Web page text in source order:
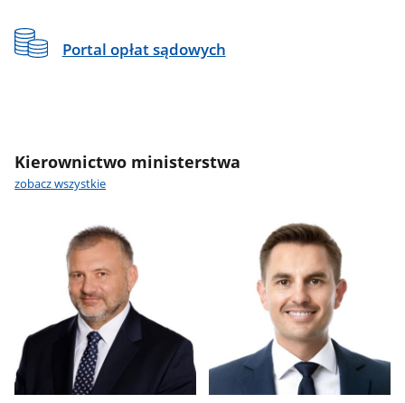
Portal opłat sądowych
Kierownictwo ministerstwa
zobacz wszystkie